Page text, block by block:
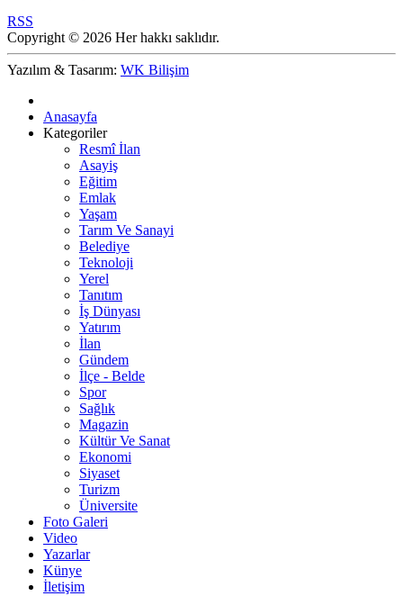
RSS
Copyright © 2026 Her hakkı saklıdır.
Yazılım & Tasarım: WK Bilişim
Anasayfa
Kategoriler
Resmî İlan
Asayiş
Eğitim
Emlak
Yaşam
Tarım Ve Sanayi
Belediye
Teknoloji
Yerel
Tanıtım
İş Dünyası
Yatırım
İlan
Gündem
İlçe - Belde
Spor
Sağlık
Magazin
Kültür Ve Sanat
Ekonomi
Siyaset
Turizm
Üniversite
Foto Galeri
Video
Yazarlar
Künye
İletişim